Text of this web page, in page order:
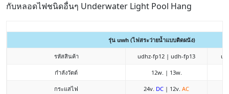
กับหลอดไฟชนิดอื่นๆ Underwater Light Pool Hang
รุ่น uwh (ไฟสระว่ายน้ำแบบติดผนัง)
รหัสสินค้า udhz-fp12 | udh-fp13
กำลังวัตต์ 12w. | 13w.
กระแสไฟ 24v. DC | 12v. AC